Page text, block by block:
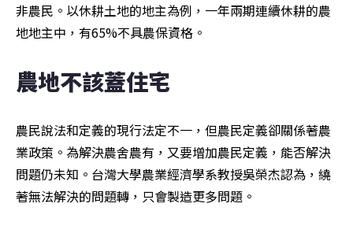
非農民。以休耕土地的地主為例，一年兩期連續休耕的農
地地主中，有65%不具農保資格。
農地不該蓋住宅
農民說法和定義的現行法定不一，但農民定義卻關係著農
業政策。為解決農舍農有，又要增加農民定義，能否解決
問題仍未知。台灣大學農業經濟學系教授吳榮杰認為，繞
著無法解決的問題轉，只會製造更多問題。